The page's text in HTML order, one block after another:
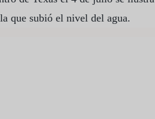
que subió el nivel del agua.